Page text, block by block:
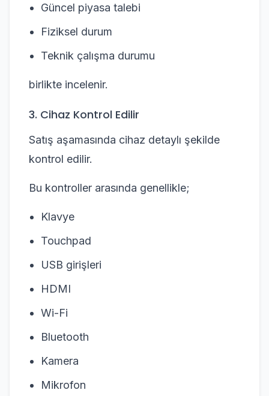
Güncel piyasa talebi
Fiziksel durum
Teknik çalışma durumu
birlikte incelenir.
3. Cihaz Kontrol Edilir
Satış aşamasında cihaz detaylı şekilde
kontrol edilir.
Bu kontroller arasında genellikle;
Klavye
Touchpad
USB girişleri
HDMI
Wi-Fi
Bluetooth
Kamera
Mikrofon